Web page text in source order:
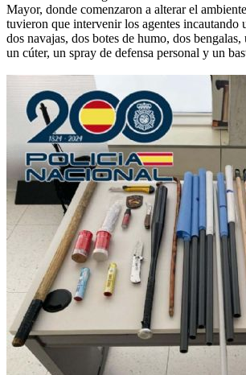
Mayor, donde comenzaron a alterar el
tuvieron que intervenir los agentes incautando
dos navajas, dos botes de humo, dos bengalas,
un cúter, un spray de defensa personal y un